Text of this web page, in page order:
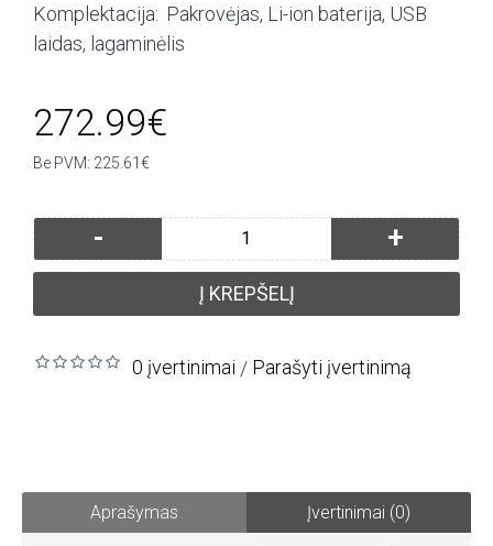
Komplektacija: Pakrovėjas, Li-ion baterija, USB
laidas, lagaminėlis
272.99€
Be PVM: 225.61€
- +
Į KREPŠELĮ
0 įvertinimai / Parašyti įvertinimą
Aprašymas Įvertinimai (0)